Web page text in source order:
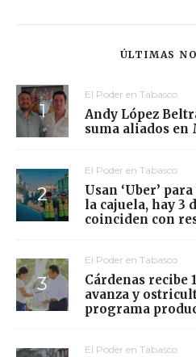
ÚLTIMAS
El Poder en Tabasco
Andy López
suma aliados en
El Poder en Tabasco
Usan ‘Uber’
la cajuela, hay 3
coinciden con
El Poder en Tabasco
Cárdenas recibe
avanza y
programa
El Poder en Tabasco